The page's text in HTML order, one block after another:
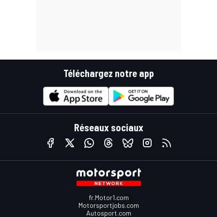
Téléchargez notre app
Réseaux sociaux
fr.Motor1.com
Motorsportjobs.com
Autosport.com